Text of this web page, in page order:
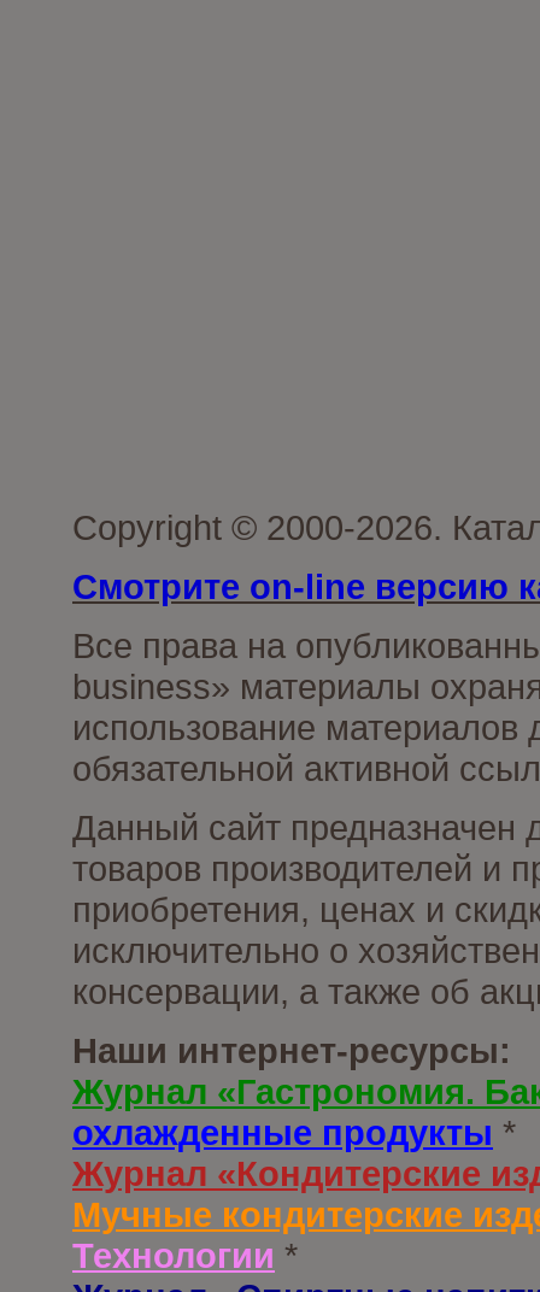
Copyright © 2000-2026.
Смотрите on-line версию
Все права на
business» материалы
использование материалов
обязательной активной
Данный сайт предназначен
товаров производителей и
приобретения, ценах и
исключительно о
консервации, а также об
Наши интернет-ресурсы:
Журнал «Гастрономия.
охлажденные продукты *
Журнал «Кондитерские
Мучные кондитерские
Технологии *